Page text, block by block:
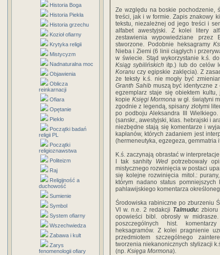
Historia Boga
Historia Piekła
Historia grzechu
Kozioł ofiarny
Krytyka religii
Mistycyzm
Nadnaturalna moc
Objawienia
Oblicza
reinkarnacji
Ofiara
Opętanie
Piekło
Początki badań
religii PL
Początki
religioznawstwa
Politeizm
Raj
Religijność a
duchowość
Sumienie
Symbol
System ofiarny
Wszechwiedza
Zabawa i kult
Zarys
fenomenologii ofiary
Ze względu na boskie pochodzenie,
treści, jak i w formie. Zapis znakowy
tekstu, niezależnej od jego treści i
alfabet awestyjski. Z kolei litery
zestawienia wypowiedziane przez
stworzone. Podobnie heksagramy
Nieba i Ziemi (6 linii ciągłych i
w świecie. Stąd wykorzystanie k.ś.
Ksiąg sybilińskich itp.) lub do celów
Koranu czy egipskie zaklęcia). Z
że teksty k.ś. nie mogły być
Granth Sahibmuszą być identyczne z
egzemplarz staje się obiektem
kopie Księgi Mormona w gł. świątyni
zgodnie z legendą, spisany złotymi
po podboju Aleksandra III
(sanskr., awestyjski, klas. hebrajski i
niezbędne stają się komentarze i
kapłanów, których zadaniem jest
(hermeneutyka, egzegeza, gemmatria
K.ś. zaczynają obrastać w
I tak sanhity
Wedpotrzebowały
mistycznego rozwinięcia w postaci
się kolejne rozwinięcia mitol.:
którym nadano status pomniejszych
pahlawijskiego komentarza
Środowiska rabiniczne po zburzeniu
VI w. n.e. 2 redakcji Talmudu: zbioru
opowieści bibl. obrosły w
poszczególnych hist.
heksagramów. Z kolei pragnienie
przedmiotem szczególnego
tworzenia niekanonicznych stylizacji
(np. Księga Mormona).